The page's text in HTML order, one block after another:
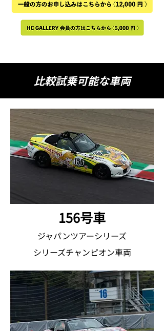
比較試乗可能な車両
156号車
ジャパンツアーシリーズ
シリーズチャンピオン車両